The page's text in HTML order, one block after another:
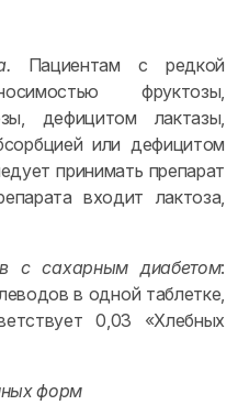
Пациентам с редкой
фруктозы,
дефицитом лактазы,
или дефицитом
принимать препарат
входит лактоза,
с сахарным диабетом:
в одной таблетке,
0,03 «Хлебных
форм